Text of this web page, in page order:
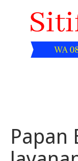
content
Papan